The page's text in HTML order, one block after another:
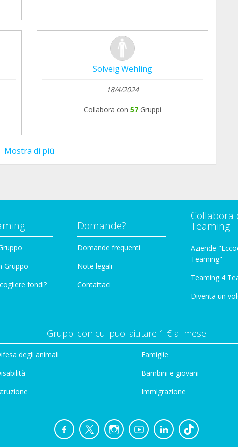
Solveig Wehling
18/4/2024
Collabora con 57 Gruppi
Mostra di più
Gruppo
fondi?
Domande?
Domande frequenti
Note legali
Contattaci
Collabora
Teaming
Aziende
Teaming"
Teaming 4
Diventa un
Gruppi con cui puoi aiutare 1 € al mese
degli animali
Famiglie
Bambini e giovani
Immigrazione